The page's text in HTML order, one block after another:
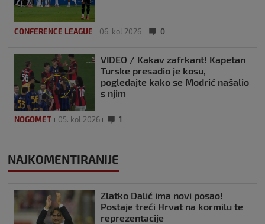
CONFERENCE LEAGUE 06. kol 2026 0
VIDEO / Kakav zafrkant! Kapetan
Turske presadio je kosu,
pogledajte kako se Modrić našalio
s njim
NOGOMET 05. kol 2026 1
NAJKOMENTIRANIJE
Zlatko Dalić ima novi posao!
Postaje treći Hrvat na kormilu te
reprezentacije